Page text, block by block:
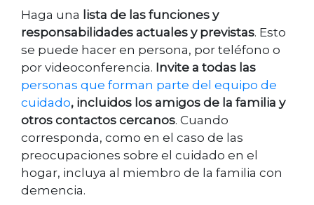
Haga una lista de las funciones y
responsabilidades actuales y previstas. Esto
se puede hacer en persona, por teléfono o
por videoconferencia. Invite a todas las
personas que forman parte del equipo de
cuidado, incluidos los amigos de la familia y
otros contactos cercanos. Cuando
corresponda, como en el caso de las
preocupaciones sobre el cuidado en el
hogar, incluya al miembro de la familia con
demencia.